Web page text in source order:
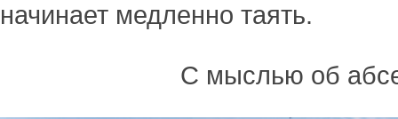
начинает медленно таять.
С мыслью об